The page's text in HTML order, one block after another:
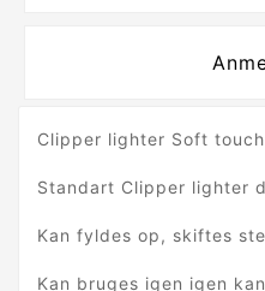
Clipper lighter Soft touch
Standart Clipper lighter
Kan fyldes op, skiftes
Kan bruges igen igen